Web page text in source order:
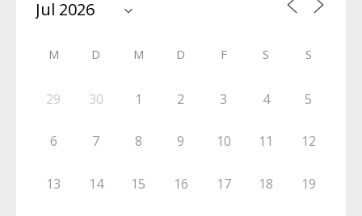
M D M D F S S
29 30 1 2 3 4 5
6 7 8 9 10 11 12
13 14 15 16 17 18 19